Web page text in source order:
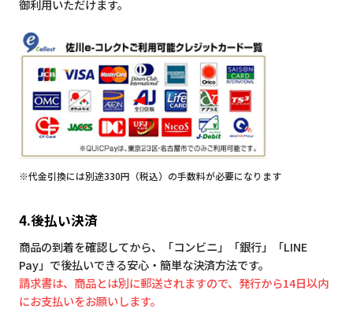
御利用いただけます。
※代金引換には別途330円（税込）の手数料が必要になります
4.後払い決済
商品の到着を確認してから、「コンビニ」「銀行」「LINE
Pay」で後払いできる安心・簡単な決済方法です。
請求書は、商品とは別に郵送されますので、発行から14日以内
にお支払いをお願いします。